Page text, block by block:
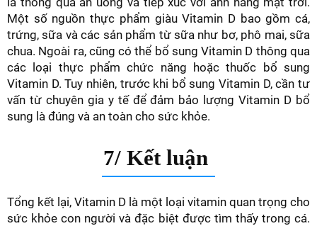
Một số nguồn thực phẩm giàu Vitamin D bao gồm cá,
trứng, sữa và các sản phẩm từ sữa như bơ, phô mai, sữa
chua. Ngoài ra, cũng có thể bổ sung Vitamin D thông qua
các loại thực phẩm chức năng hoặc thuốc bổ sung
Vitamin D. Tuy nhiên, trước khi bổ sung Vitamin D, cần tư
vấn từ chuyên gia y tế để đảm bảo lượng Vitamin D bổ
sung là đúng và an toàn cho sức khỏe.
7/ Kết luận
Tổng kết lại, Vitamin D là một loại vitamin quan trọng cho
sức khỏe con người và đặc biệt được tìm thấy trong cá.